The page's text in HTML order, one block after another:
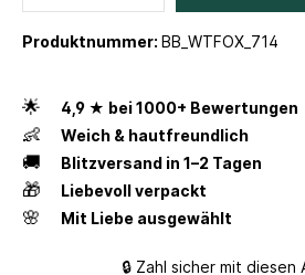
Produktnummer: BB_WTFOX_714
🌟 4,9 ★ bei 1000+ Bewertungen
👶 Weich & hautfreundlich
🚚 Blitzversand in 1–2 Tagen
🎁 Liebevoll verpackt
🌸 Mit Liebe ausgewählt
🔒 Zahl sicher mit diesen